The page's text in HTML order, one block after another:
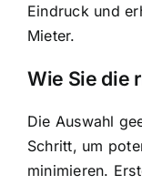
Eindruck und
Mieter.
Wie Sie die
Die Auswahl
Schritt, um
minimieren.